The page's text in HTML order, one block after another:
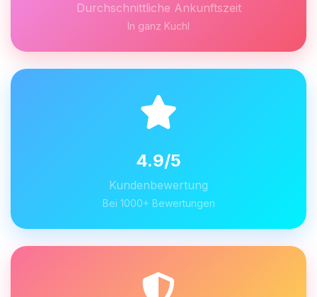
Durchschnittliche Ankunftszeit
In ganz Kuchl
4.9/5
Kundenbewertung
Bei 1000+ Bewertungen